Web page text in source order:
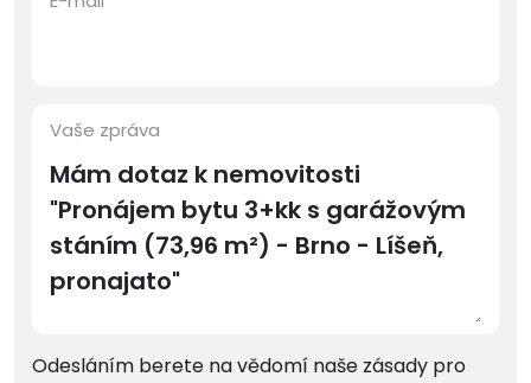
Vaše zpráva
Odesláním berete na vědomí naše zásady pro